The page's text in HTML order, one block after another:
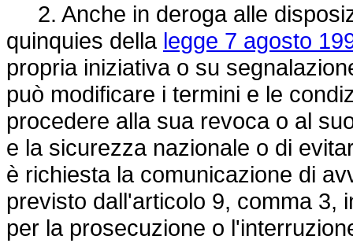
2. Anche in deroga alle
quinquies della legge 7 agosto
propria iniziativa o su
può modificare i termini e le
procedere alla sua revoca o al
e la sicurezza nazionale o di
è richiesta la comunicazione di
previsto dall'articolo 9, comma 3,
per la prosecuzione o